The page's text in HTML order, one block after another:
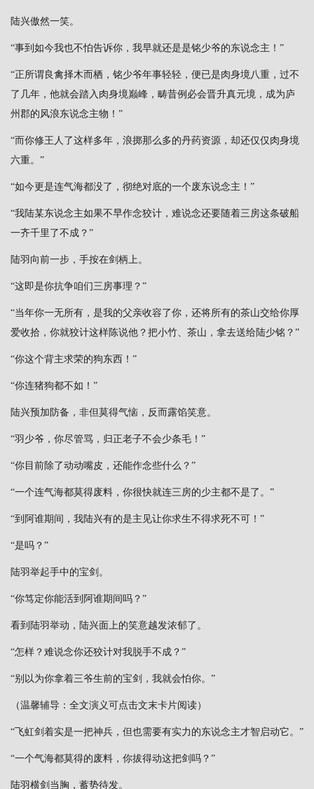
陆兴傲然一笑。
“事到如今我也不怕告诉你，我早就还是是铭少爷的东说念主！”
“正所谓良禽择木而栖，铭少爷年事轻轻，便已是肉身境八重，过不
了几年，他就会踏入肉身境巅峰，畴昔例必会晋升真元境，成为庐
州郡的风浪东说念主物！”
“而你修王人了这样多年，浪掷那么多的丹药资源，却还仅仅肉身境
六重。”
“如今更是连气海都没了，彻绝对底的一个废东说念主！”
“我陆某东说念主如果不早作念狡计，难说念还要随着三房这条破船
一齐千里了不成？”
陆羽向前一步，手按在剑柄上。
“这即是你抗争咱们三房事理？”
“当年你一无所有，是我的父亲收容了你，还将所有的茶山交给你厚
爱收拾，你就狡计这样陈说他？把小竹、茶山，拿去送给陆少铭？”
“你这个背主求荣的狗东西！”
“你连猪狗都不如！”
陆兴预加防备，非但莫得气恼，反而露馅笑意。
“羽少爷，你尽管骂，归正老子不会少条毛！”
“你目前除了动动嘴皮，还能作念些什么？”
“一个连气海都莫得废料，你很快就连三房的少主都不是了。”
“到阿谁期间，我陆兴有的是主见让你求生不得求死不可！”
“是吗？”
陆羽举起手中的宝剑。
“你笃定你能活到阿谁期间吗？”
看到陆羽举动，陆兴面上的笑意越发浓郁了。
“怎样？难说念你还狡计对我脱手不成？”
“别以为你拿着三爷生前的宝剑，我就会怕你。”
（温馨辅导：全文演义可点击文末卡片阅读）
“飞虹剑着实是一把神兵，但也需要有实力的东说念主才智启动它。”
“一个气海都莫得的废料，你拔得动这把剑吗？”
陆羽横剑当胸，蓄势待发。